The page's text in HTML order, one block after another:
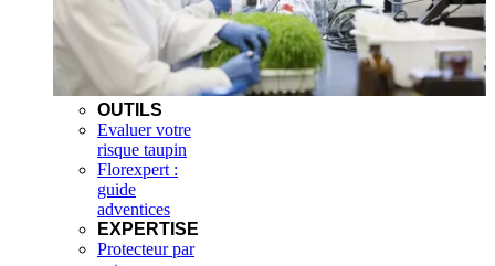
OUTILS
Evaluer votre
risque taupin
Florexpert :
guide
adventices
EXPERTISE
Protecteur par